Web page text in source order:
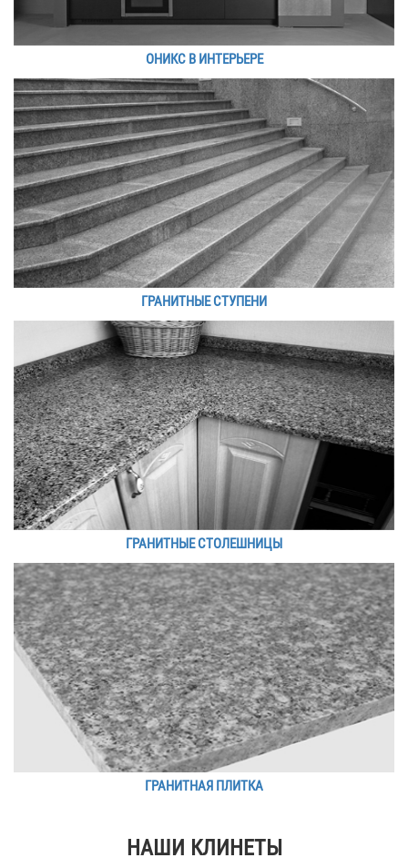
ОНИКС В ИНТЕРЬЕРЕ
ГРАНИТНЫЕ СТУПЕНИ
ГРАНИТНЫЕ СТОЛЕШНИЦЫ
ГРАНИТНАЯ ПЛИТКА
НАШИ КЛИНЕТЫ